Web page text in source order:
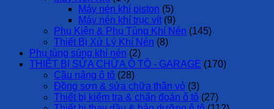
Máy nén khí piston (5)
Máy nén khí trục vít (9)
Phụ Kiện & Phụ Tùng Khí Nén (145)
Thiết Bị Xử Lý Khí Nén (8)
Phụ tùng súng khí nén (2)
THIẾT BỊ SỬA CHỮA Ô TÔ - GARAGE (170)
Cầu nâng ô tô (28)
Đồng sơn & sửa chữa thân vỏ (3)
Thiết bị kiểm tra & chẩn đoán ô tô (27)